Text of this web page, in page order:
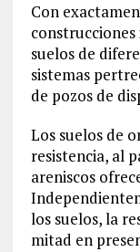
Con
suelos de
sistemas
de pozos de
Los suelos de
resistencia, al
areniscos
los suelos, la
mitad en